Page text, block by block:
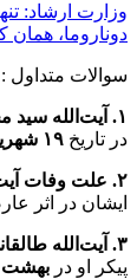
وزارت ارشاد:
دوناروما،
سوالات متداول :
۱. آیت‌الله سید محمود طالقانی چه زمانی درگذشت؟
در تاریخ ۱۹ شهریور ۱۳۵۸
۲. علت وفات آیت‌الله طالقانی چه بود؟
ایشان در اثر
۳. آیت‌الله طالقانی کجا به خاک سپرده شد؟
پیکر او در بهشت